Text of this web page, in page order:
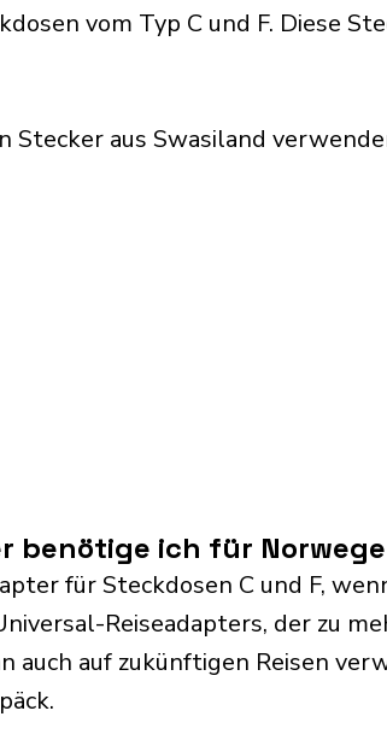
vom Typ C und F. Diese
Stecker aus Swasiland
benötige ich für
für Steckdosen C und F,
Reiseadapters, der zu
auch auf zukünftigen Reisen